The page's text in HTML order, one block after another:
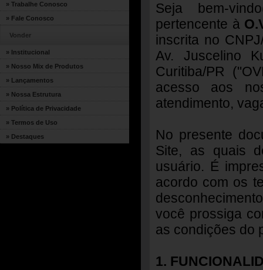
» Trabalhe Conosco
» Fale Conosco
Vonder
» Institucional
» Nosso Mix de Produtos
» Lançamentos
» Nossa Estrutura
» Política de Privacidade
» Termos de Uso
» Destaques
Seja bem-
pertencente à
inscrita no
Av. Juscelino
Curitiba/PR
acesso aos
atendimento,
No presente
Site, as quais
usuário. É
acordo com os
você prossiga
as condições do
1.